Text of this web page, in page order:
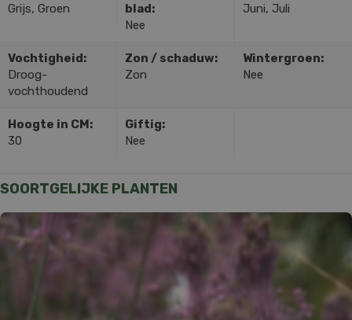
Grijs, Groen
blad:
Nee
Juni, Juli
Vochtigheid:
Droog-
vochthoudend
Zon / schaduw:
Zon
Wintergroen:
Nee
Hoogte in CM:
30
Giftig:
Nee
SOORTGELIJKE PLANTEN